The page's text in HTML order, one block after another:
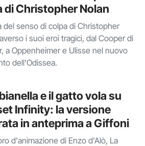
di Christopher Nolan
del senso di colpa di Christopher
i suoi eroi tragici, dal Cooper di
a Oppenheimer e Ulisse nel nuovo
dell'Odissea.
e il gatto vola su
Infinity: la versione
in anteprima a Giffoni
d'animazione di Enzo d'Alò, La